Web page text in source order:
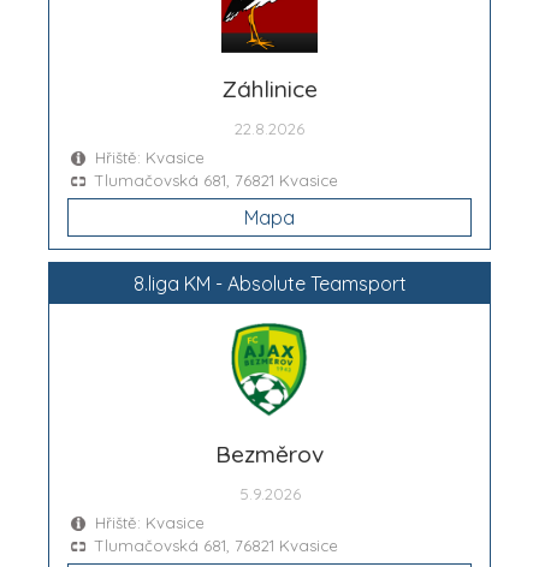
Záhlinice
22.8.2026
Hřiště: Kvasice
Tlumačovská 681, 76821 Kvasice
Mapa
8.liga KM - Absolute Teamsport
Bezměrov
5.9.2026
Hřiště: Kvasice
Tlumačovská 681, 76821 Kvasice